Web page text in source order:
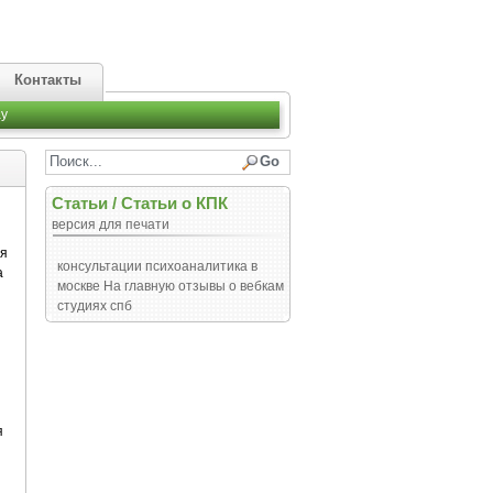
Контакты
Статьи/ Статьи о КПК
версия для печати
консультации психоаналитика в
москве На главную отзывы о вебкам
студиях спб